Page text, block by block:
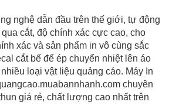
nghệ dẫn đầu trên thế giới, tự động
cắt, độ chính xác cực cao, cho
xác và sản phẩm in vô cùng sắc
cắt bế để ép chuyển nhiệt lên áo
loại vật liệu quảng cáo. Máy In
chuyên
giá rẻ, chất lượng cao nhất trên